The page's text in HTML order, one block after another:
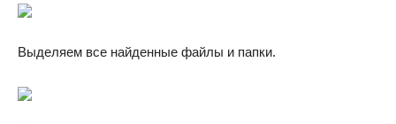
Выделяем все найденные файлы и папки.